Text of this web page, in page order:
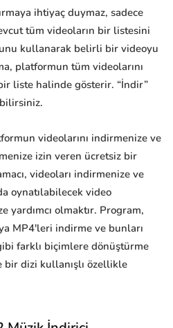
ihtiyaç duymaz, sadece
tüm videoların bir listesini
kullanarak belirli bir videoyu
platformun tüm videolarını
liste halinde gösterir. “İndir”
videolarını indirmenize ve
izin veren ücretsiz bir
videoları indirmenize ve
oynatılabilecek video
yardımcı olmaktır. Program,
MP4'leri indirme ve bunları
farklı biçimlere dönüştürme
dizi kullanışlı özellikle